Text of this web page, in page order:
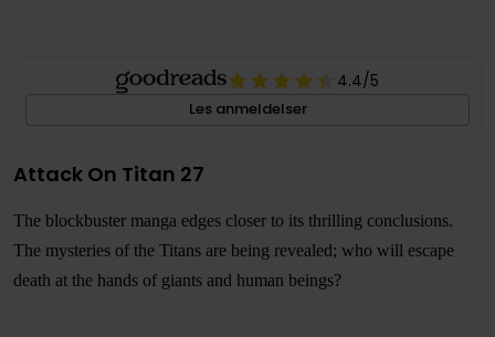
4.4/5
Les anmeldelser
Attack On Titan 27
The blockbuster manga edges closer to its thrilling conclusions.
The mysteries of the Titans are being revealed; who will escape
death at the hands of giants and human beings?